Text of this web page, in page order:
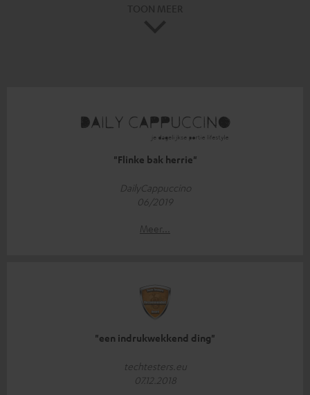
"Flinke bak herrie"
DailyCappuccino
06/2019
Meer...
"een indrukwekkend ding"
techtesters.eu
07.12.2018